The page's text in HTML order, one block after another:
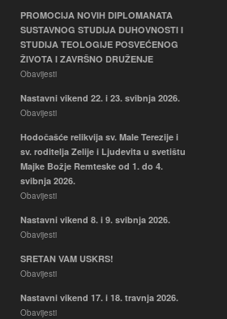
PROMOCIJA NOVIH DIPLOMANATA
SUSTAVNOG STUDIJA DUHOVNOSTI I
STUDIJA TEOLOGIJE POSVEĆENOG
ŽIVOTA I ZAVRŠNO DRUŽENJE
Obavijesti
Nastavni vikend 22. i 23. svibnja 2026.
Obavijesti
Hodočašće relikvija sv. Male Terezije i
sv. roditelja Zelije i Ljudevita u svetištu
Majke Božje Remteske od 1. do 4.
svibnja 2026.
Obavijesti
Nastavni vikend 8. i 9. svibnja 2026.
Obavijesti
SRETAN VAM USKRS!
Obavijesti
Nastavni vikend 17. i 18. travnja 2026.
Obavijesti